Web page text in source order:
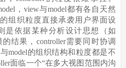
，view与model都有各自天然
组织粒度直接承袭用户界面设
是依据某种分析设计思想（如
结果，controller需要同时协调
model的组织结构和粒度都是不
面临一个“在多大视图范围内沟